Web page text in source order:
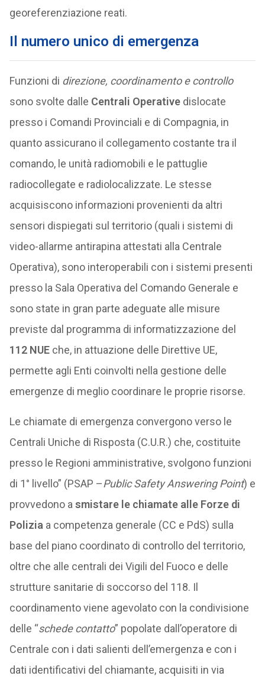
georeferenziazione reati.
Il numero unico di emergenza
Funzioni di direzione, coordinamento e controllo
sono svolte dalle Centrali Operativedislocate
presso i Comandi Provinciali e di Compagnia, in
quanto assicurano il collegamento costante tra il
comando, le unità radiomobili e le pattuglie
radiocollegate e radiolocalizzate. Le stesse
acquisiscono informazioni provenienti da altri
sensori dispiegati sul territorio (quali i sistemi di
video-allarme antirapina attestati alla Centrale
Operativa), sono interoperabili con i sistemi presenti
presso la Sala Operativa del Comando Generale e
sono state in gran parte adeguate alle misure
previste dal programma di informatizzazione del
112 NUEche, in attuazione delle Direttive UE,
permette agli Enti coinvolti nella gestione delle
emergenze di meglio coordinare le proprie risorse.
Le chiamate di emergenza convergono verso le
Centrali Uniche di Risposta (C.U.R.) che, costituite
presso le Regioni amministrative, svolgono funzioni
di 1° livello” (PSAP –Public Safety Answering Point) e
provvedono a smistare le chiamate alle Forze di
Polizia a competenza generale (CC e PdS) sulla
base del piano coordinato di controllo del territorio,
oltre che alle centrali dei Vigili del Fuoco e delle
strutture sanitarie di soccorso del 118. Il
coordinamento viene agevolato con la condivisione
delle “schede contatto” popolate dall’operatore di
Centrale con i dati salienti dell’emergenza e con i
dati identificativi del chiamante, acquisiti in via